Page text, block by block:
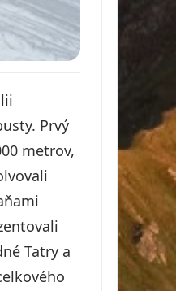
Prvý
metrov,
Tatry a